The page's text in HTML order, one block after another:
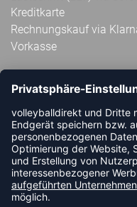
Kreditkarte
Rechnungskauf via
Vorkasse
ABONNIERE JETZT DEN
VOLLEYBALLDIREKT-
NEUIGKEIT ODER